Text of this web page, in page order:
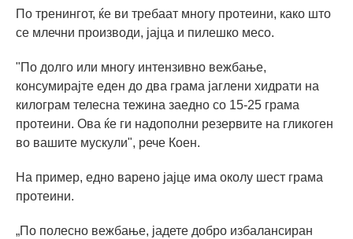
По тренингот, ќе ви требаат многу протеини, како што
се млечни производи, јајца и пилешко месо.
"По долго или многу интензивно вежбање,
консумирајте еден до два грама јаглени хидрати на
килограм телесна тежина заедно со 15-25 грама
протеини. Ова ќе ги надополни резервите на гликоген
во вашите мускули", рече Коен.
На пример, едно варено јајце има околу шест грама
протеини.
„По полесно вежбање, јадете добро избалансиран